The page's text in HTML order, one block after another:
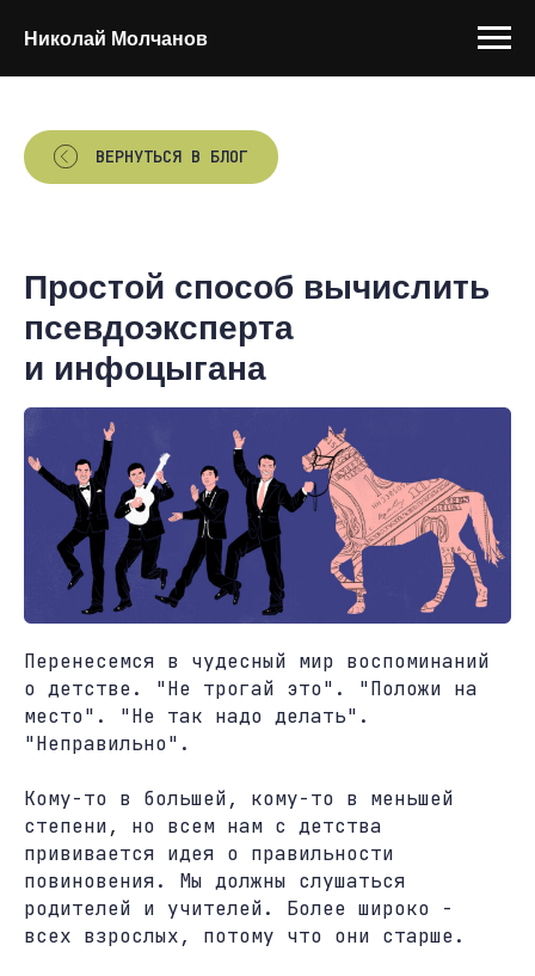
Николай Молчанов
ВЕРНУТЬСЯ В БЛОГ
Простой способ вычислить
псевдоэксперта
и инфоцыгана
Перенесемся в чудесный мир воспоминаний
о детстве. "Не трогай это". "Положи на
место". "Не так надо делать".
"Неправильно".
Кому-то в большей, кому-то в меньшей
степени, но всем нам с детства
прививается идея о правильности
повиновения. Мы должны слушаться
родителей и учителей. Более широко -
всех взрослых, потому что они старше.